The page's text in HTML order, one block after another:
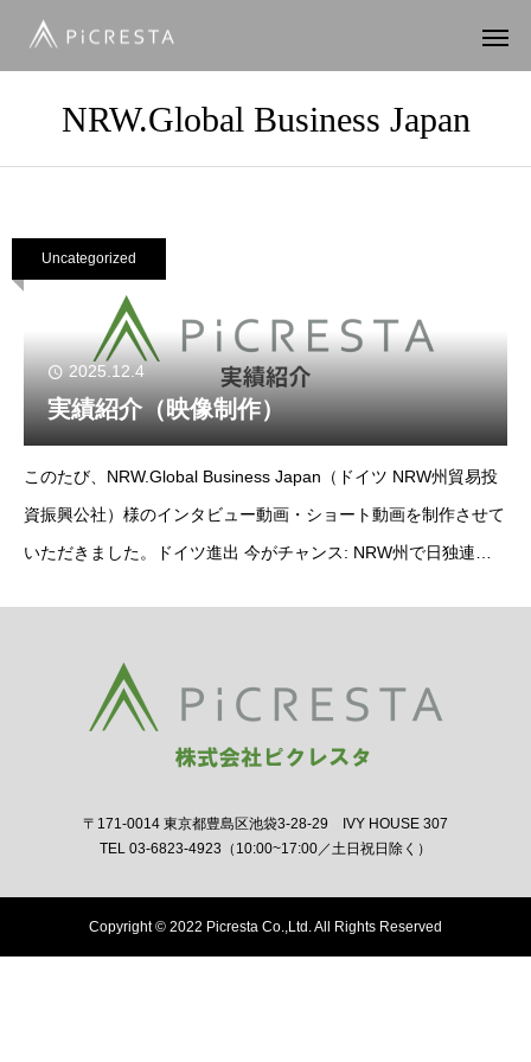
NRW.Global Business Japan
Uncategorized
2025.12.4
実績紹介（映像制作）
このたび、NRW.Global Business Japan（ドイツ NRW州貿易投
資振興公社）様のインタビュー動画・ショート動画を制作させて
いただきました。ドイツ進出 今がチャンス: NRW州で日独連携
〒171-0014 東京都豊島区池袋3-28-29 IVY HOUSE 307
TEL 03-6823-4923（10:00~17:00／土日祝日除く）
Copyright © 2022 Picresta Co.,Ltd. All Rights Reserved